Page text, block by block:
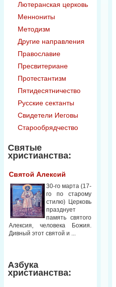
Лютеранская церковь
Меннониты
Методизм
Другие направления
Православие
Пресвитериане
Протестантизм
Пятидесятничество
Русские сектанты
Свидетели Иеговы
Старообрядчество
Святые
христианства:
Святой Алексий
30-го марта (17-
го по старому
стилю) Церковь
празднует
память святого
Алексия, человека Божия.
Дивный этот святой и ...
Азбука
христианства: